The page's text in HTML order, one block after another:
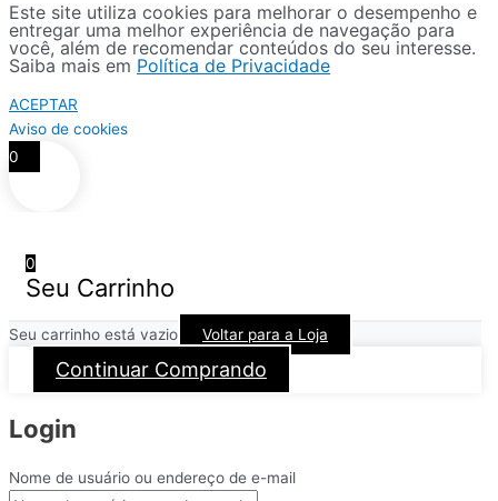
Este site utiliza cookies para melhorar o desempenho e
entregar uma melhor experiência de navegação para
você, além de recomendar conteúdos do seu interesse.
Saiba mais em Política de Privacidade
ACEPTAR
Aviso de cookies
0
0
Seu Carrinho
Seu carrinho está vazio Voltar para a Loja
Continuar Comprando
Login
Nome de usuário ou endereço de e-mail